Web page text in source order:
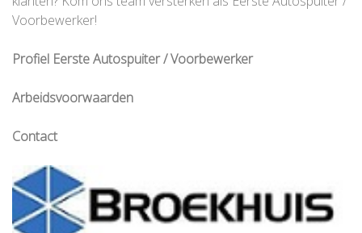
Voorbewerker!
Profiel Eerste Autospuiter / Voorbewerker
Arbeidsvoorwaarden
Contact